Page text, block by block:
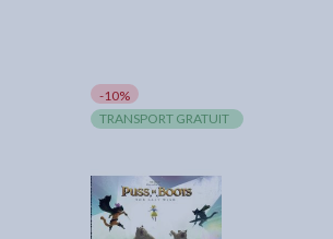
-10%
TRANSPORT GRATUIT